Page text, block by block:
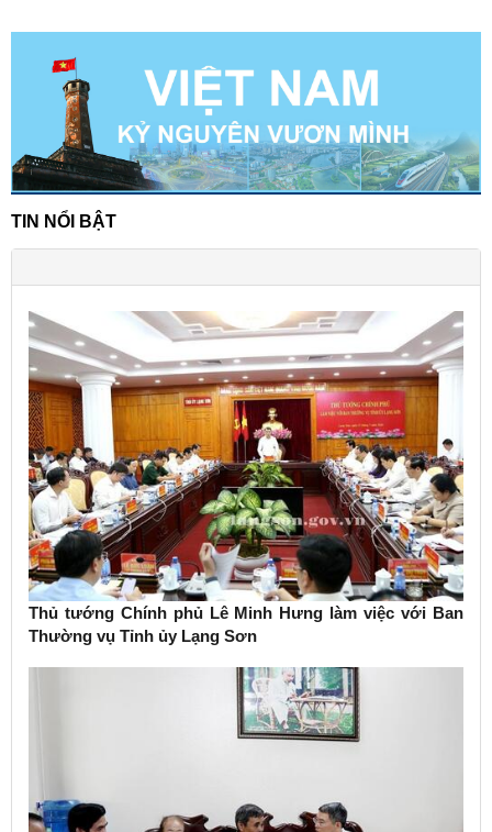
TIN NỔI BẬT
Thủ tướng Chính phủ Lê Minh Hưng làm việc với Ban
Thường vụ Tỉnh ủy Lạng Sơn